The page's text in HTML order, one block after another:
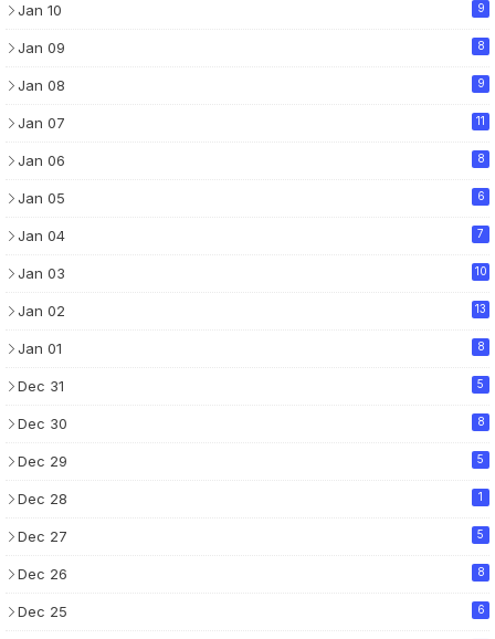
Jan 10 9
Jan 09 8
Jan 08 9
Jan 07 11
Jan 06 8
Jan 05 6
Jan 04 7
Jan 03 10
Jan 02 13
Jan 01 8
Dec 31 5
Dec 30 8
Dec 29 5
Dec 28 1
Dec 27 5
Dec 26 8
Dec 25 6